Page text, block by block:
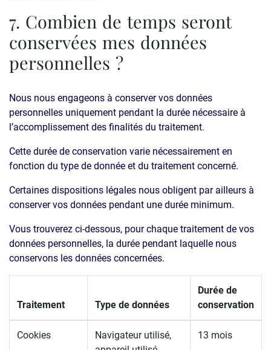
7. Combien de temps seront
conservées mes données
personnelles ?
Nous nous engageons à conserver vos données
personnelles uniquement pendant la durée nécessaire à
l’accomplissement des finalités du traitement.
Cette durée de conservation varie nécessairement en
fonction du type de donnée et du traitement concerné.
Certaines dispositions légales nous obligent par ailleurs à
conserver vos données pendant une durée minimum.
Vous trouverez ci-dessous, pour chaque traitement de vos
données personnelles, la durée pendant laquelle nous
conservons les données concernées.
Traitement Type de données
Durée de
conservation
Cookies
Navigateur utilisé,
13 mois